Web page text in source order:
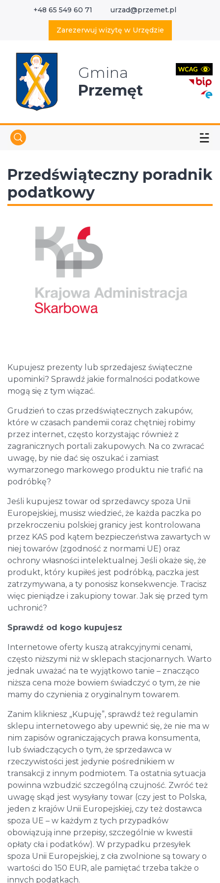
+48 65 549 60 71 urzad@przemet.pl
Zarezerwuj wizytę w Urzędzie
Gmina
Przemęt
☱
Przedświąteczny poradnik
podatkowy
Kupujesz prezenty lub sprzedajesz świąteczne
upominki? Sprawdź jakie formalności podatkowe
mogą się z tym wiązać.
Grudzień to czas przedświątecznych zakupów,
które w czasach pandemii coraz chętniej robimy
przez internet, często korzystając również z
zagranicznych portali zakupowych. Na co zwracać
uwagę, by nie dać się oszukać i zamiast
wymarzonego markowego produktu nie trafić na
podróbkę?
Jeśli kupujesz towar od sprzedawcy spoza Unii
Europejskiej, musisz wiedzieć, że każda paczka po
przekroczeniu polskiej granicy jest kontrolowana
przez KAS pod kątem bezpieczeństwa zawartych w
niej towarów (zgodność z normami UE) oraz
ochrony własności intelektualnej. Jeśli okaże się, że
produkt, który kupiłeś jest podróbką, paczka jest
zatrzymywana, a ty ponosisz konsekwencje. Tracisz
więc pieniądze i zakupiony towar. Jak się przed tym
uchronić?
Sprawdź od kogo kupujesz
Internetowe oferty kuszą atrakcyjnymi cenami,
często niższymi niż w sklepach stacjonarnych. Warto
jednak uważać na te wyjątkowo tanie – znacząco
niższa cena może bowiem świadczyć o tym, że nie
mamy do czynienia z oryginalnym towarem.
Zanim klikniesz „Kupuję”, sprawdź też regulamin
sklepu internetowego aby upewnić się, że nie ma w
nim zapisów ograniczających prawa konsumenta,
lub świadczących o tym, że sprzedawca w
rzeczywistości jest jedynie pośrednikiem w
transakcji z innym podmiotem. Ta ostatnia sytuacja
powinna wzbudzić szczególną czujność. Zwróć też
uwagę skąd jest wysyłany towar (czy jest to Polska,
jeden z krajów Unii Europejskiej, czy też dostawca
spoza UE – w każdym z tych przypadków
obowiązują inne przepisy, szczególnie w kwestii
opłaty cła i podatków). W przypadku przesyłek
spoza Unii Europejskiej, z cła zwolnione są towary o
wartości do 150 EUR, ale pamiętać trzeba także o
innych podatkach.
Wyszukaj w serwisie